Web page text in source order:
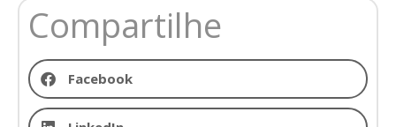
Compartilhe
Facebook